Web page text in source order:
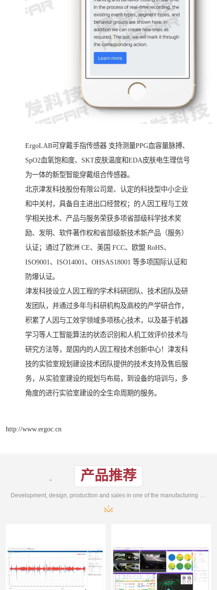
ErgoLAB可穿戴手指传感器 支持测量PPG血容量脉搏、
SpO2血氧饱和度、SKT皮肤温度和EDA皮肤电生理信号
为一体的新型智能穿戴组合传感器。
北京津发科技股份有限公司是、认定的科技型中小企业
和中关村，具备自主进出口经营权；的人因工程与工效
学相关技术、产品与服务荣获多项省部级科学技术奖
励、发明、软件著作权和省部级新技术新产品（服务）
认证；通过了欧洲 CE、美国 FCC、欧盟 RoHS、
ISO9001、ISO14001、OHSAS18001 等多项国际认证和
防爆认证。
津发科技设立人因工程的学术科研团队、技术团队及研
发团队，并通过多年与科研机构及高校的产学研合作，
积累了人因与工效学领域多项核心技术，以及基于机器
学习等人工智能算法的状态识别和人机工效评价技术与
研究方法等，是国内的人因工程技术创新中心！津发科
技的实验室规划建设技术团队提供的技术支持及售后服
务，从实验室建设的规划与布局，到设备的培训与，多
角度的进行实验室建设的全生命周期的服务。
http://www.ergoc.cn
产品推荐
Development, design, production and sales in one of the manufacturing enterprises